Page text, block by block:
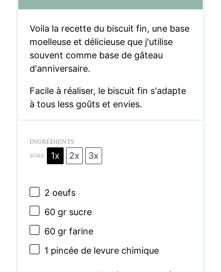
Voila la recette du biscuit fin, une base
moelleuse et délicieuse que j'utilise
souvent comme base de gâteau
d'anniversaire.
Facile à réaliser, le biscuit fin s'adapte
à tous less goûts et envies.
INGRÉDIENTS
SCALE 1x 2x 3x
2 oeufs
60gr sucre
60gr farine
1 pincée de levure chimique